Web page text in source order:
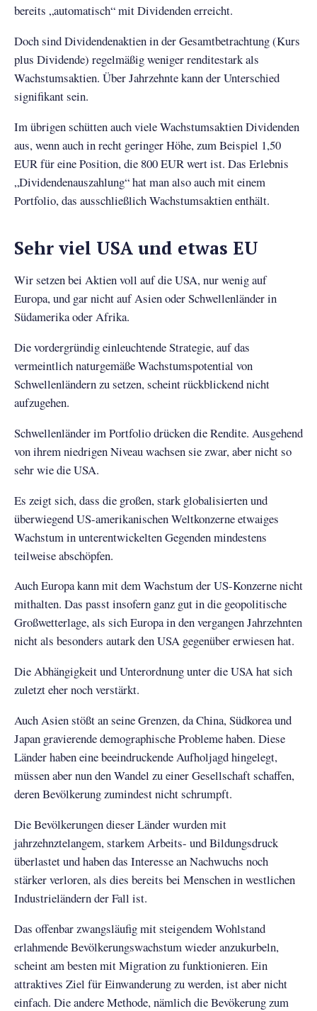
bereits „automatisch“ mit Dividenden erreicht.
Doch sind Dividendenaktien in der Gesamtbetrachtung (Kurs
plus Dividende) regelmäßig weniger renditestark als
Wachstumsaktien. Über Jahrzehnte kann der Unterschied
signifikant sein.
Im übrigen schütten auch viele Wachstumsaktien Dividenden
aus, wenn auch in recht geringer Höhe, zum Beispiel 1,50
EUR für eine Position, die 800 EUR wert ist. Das Erlebnis
„Dividendenauszahlung“ hat man also auch mit einem
Portfolio, das ausschließlich Wachstumsaktien enthält.
Sehr viel USA und etwas EU
Wir setzen bei Aktien voll auf die USA, nur wenig auf
Europa, und gar nicht auf Asien oder Schwellenländer in
Südamerika oder Afrika.
Die vordergründig einleuchtende Strategie, auf das
vermeintlich naturgemäße Wachstumspotential von
Schwellenländern zu setzen, scheint rückblickend nicht
aufzugehen.
Schwellenländer im Portfolio drücken die Rendite. Ausgehend
von ihrem niedrigen Niveau wachsen sie zwar, aber nicht so
sehr wie die USA.
Es zeigt sich, dass die großen, stark globalisierten und
überwiegend US-amerikanischen Weltkonzerne etwaiges
Wachstum in unterentwickelten Gegenden mindestens
teilweise abschöpfen.
Auch Europa kann mit dem Wachstum der US-Konzerne nicht
mithalten. Das passt insofern ganz gut in die geopolitische
Großwetterlage, als sich Europa in den vergangen Jahrzehnten
nicht als besonders autark den USA gegenüber erwiesen hat.
Die Abhängigkeit und Unterordnung unter die USA hat sich
zuletzt eher noch verstärkt.
Auch Asien stößt an seine Grenzen, da China, Südkorea und
Japan gravierende demographische Probleme haben. Diese
Länder haben eine beeindruckende Aufholjagd hingelegt,
müssen aber nun den Wandel zu einer Gesellschaft schaffen,
deren Bevölkerung zumindest nicht schrumpft.
Die Bevölkerungen dieser Länder wurden mit
jahrzehnztelangem, starkem Arbeits- und Bildungsdruck
überlastet und haben das Interesse an Nachwuchs noch
stärker verloren, als dies bereits bei Menschen in westlichen
Industrieländern der Fall ist.
Das offenbar zwangsläufig mit steigendem Wohlstand
erlahmende Bevölkerungswachstum wieder anzukurbeln,
scheint am besten mit Migration zu funktionieren. Ein
attraktives Ziel für Einwanderung zu werden, ist aber nicht
einfach. Die andere Methode, nämlich die Bevökerung zum